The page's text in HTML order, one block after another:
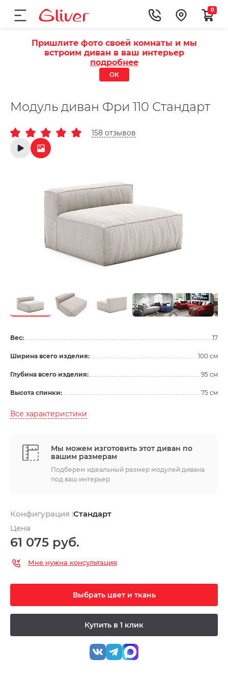
0
Пришлите фото своей комнаты и мы
встроим диван в ваш интерьер
подробнее
ОК
Модуль диван Фри 110 Стандарт
158 отзывов
Вес: 17
Ширина всего изделия: 100 см
Глубина всего изделия: 95 см
Высота спинки: 75 см
Все характеристики
Мы можем изготовить этот диван по
вашим размерам
Подберем идеальный размер модулей дивана
под ваш интерьер
Конфигурация :Стандарт
Цена
61 075 руб.
Мне нужна консультация
Выбрать цвет и ткань
Купить в 1 клик